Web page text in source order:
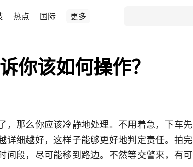
热点 国际 更多
你该如何操作？
，那么你应该冷静地处理。不用着急，下车先
详细越好，这样子能够更好地判定责任。拍完
间段，尽可能移到路边。不然等交警来，有可